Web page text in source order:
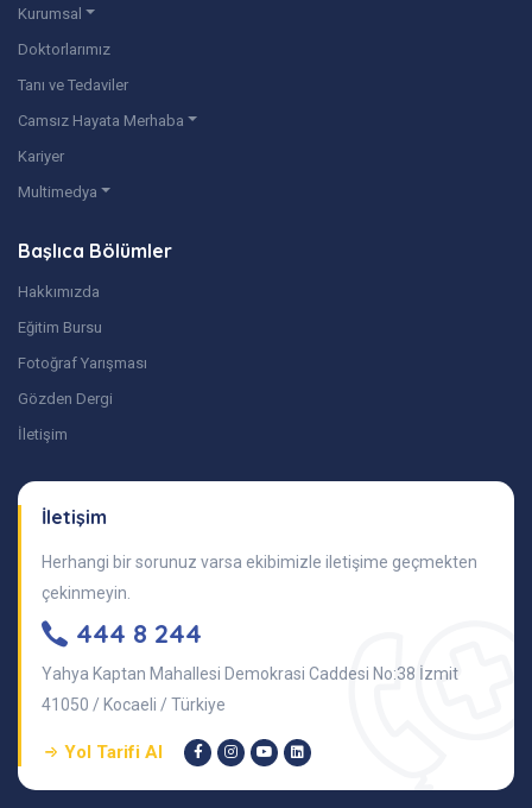
Kurumsal
Doktorlarımız
Tanı ve Tedaviler
Camsız Hayata Merhaba
Kariyer
Multimedya
Başlıca Bölümler
Hakkımızda
Eğitim Bursu
Fotoğraf Yarışması
Gözden Dergi
İletişim
İletişim
Herhangi bir sorunuz varsa ekibimizle iletişime geçmekten
çekinmeyin.
444 8 244
Yahya Kaptan Mahallesi Demokrasi Caddesi No:38 İzmit
41050 / Kocaeli / Türkiye
Yol Tarifi Al